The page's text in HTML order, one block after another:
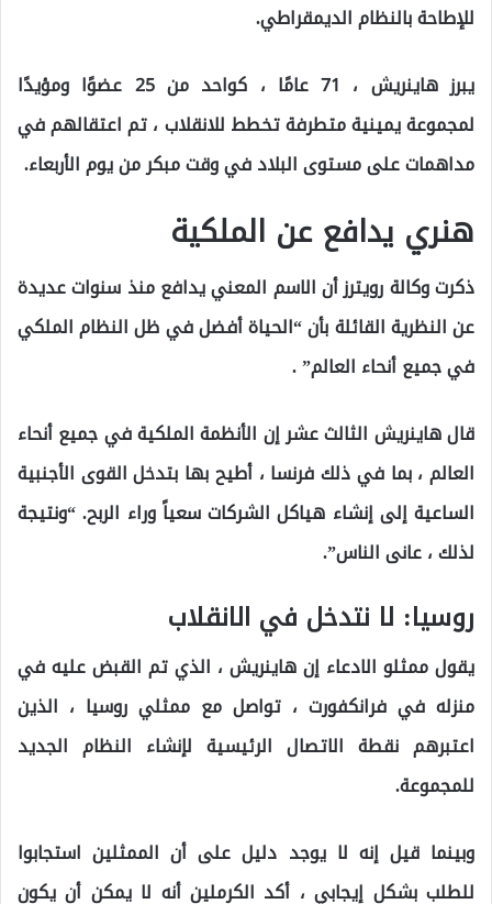
للإطاحة بالنظام الديمقراطي.
يبرز هاينريش ، 71 عامًا ، كواحد من 25 عضوًا ومؤيدًا
لمجموعة يمينية متطرفة تخطط للانقلاب ، تم اعتقالهم في
مداهمات على مستوى البلاد في وقت مبكر من يوم الأربعاء.
هنري يدافع عن الملكية
ذكرت وكالة رويترز أن الاسم المعني يدافع منذ سنوات عديدة
عن النظرية القائلة بأن “الحياة أفضل في ظل النظام الملكي
في جميع أنحاء العالم” .
قال هاينريش الثالث عشر إن الأنظمة الملكية في جميع أنحاء
العالم ، بما في ذلك فرنسا ، أطيح بها بتدخل القوى الأجنبية
الساعية إلى إنشاء هياكل الشركات سعياً وراء الربح. “ونتيجة
لذلك ، عانى الناس”.
روسيا: لا نتدخل في الانقلاب
يقول ممثلو الادعاء إن هاينريش ، الذي تم القبض عليه في
منزله في فرانكفورت ، تواصل مع ممثلي روسيا ، الذين
اعتبرهم نقطة الاتصال الرئيسية لإنشاء النظام الجديد
للمجموعة.
وبينما قيل إنه لا يوجد دليل على أن الممثلين استجابوا
للطلب بشكل إيجابي ، أكد الكرملين أنه لا يمكن أن يكون